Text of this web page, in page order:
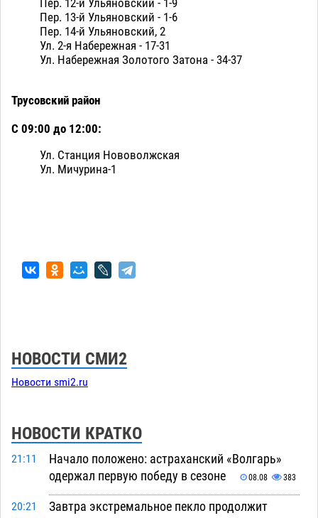
Пер. 13-й Ульяновский - 1-6
Пер. 14-й Ульяновский, 2
Ул. 2-я Набережная - 17-31
Ул. Набережная Золотого Затона - 34-37
Трусовский район
С 09:00 до 12:00:
Ул. Станция Нововолжская
Ул. Мичурина-1
НОВОСТИ СМИ2
Новости smi2.ru
НОВОСТИ КРАТКО
21:11
Начало положено: астраханский «Волгарь»
одержал первую победу в сезоне
08.08 383
20:21
Завтра экстремальное пекло продолжит